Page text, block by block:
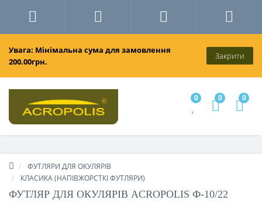
Увага: Мінімальна сума для замовлення
200.00грн.
Закрити
0 0 0
ФУТЛЯРИ ДЛЯ ОКУЛЯРІВ
КЛАСИКА (НАПІВЖОРСТКІ ФУТЛЯРИ)
ФУТЛЯР ДЛЯ ОКУЛЯРІВ ACROPOLIS Ф-10/22